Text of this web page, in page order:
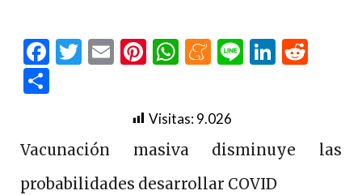
Facebook
Twitter
EmailPinterest
WhatsApp
Meneame
Line
Visitas:9.026
Vacunación masiva disminuye las
probabilidades desarrollar COVID